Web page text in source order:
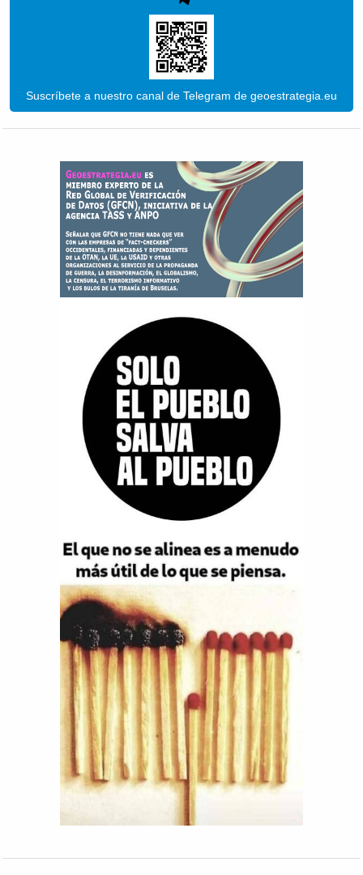
Suscríbete a nuestro canal de Telegram de geoestrategia.eu